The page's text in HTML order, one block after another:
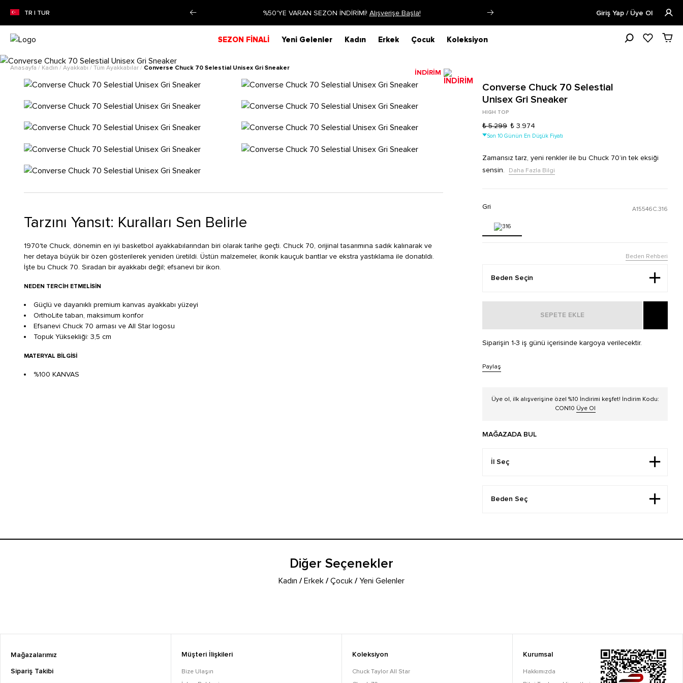
TR | TUR
farksız 4 taksit imkanı! %50'YE VARAN SEZON İNDİRİMİ! Alışverişe Başla! Siparişin 1-3 iş günü içerisinde
Giriş Yap / Üye Ol
SEZON FİNALİ Yeni Gelenler Kadın Erkek Çocuk Koleksiyon
Anasayfa / Kadın / Ayakkabı / Tüm Ayakkabılar / Converse Chuck 70 Selestial Unisex Gri Sneaker
İNDİRİM
Tarzını Yansıt: Kuralları Sen Belirle
1970'te Chuck, dönemin en iyi basketbol ayakkabılarından biri olarak tarihe geçti. Chuck 70, orijinal tasarımına sadık kalınarak ve
her detaya büyük bir özen gösterilerek yeniden üretildi. Üstün malzemeler, ikonik kauçuk bantlar ve ekstra yastıklama ile donatıldı.
İşte bu Chuck 70. Sıradan bir ayakkabı değil; efsanevi bir ikon.
NEDEN TERCIH ETMELISIN
Güçlü ve dayanıklı premium kanvas ayakkabı yüzeyi
OrthoLite taban, maksimum konfor
Efsanevi Chuck 70 arması ve All Star logosu
Topuk Yüksekliği: 3,5 cm
MATERYAL BILGISI
%100 KANVAS
Converse Chuck 70 Selestial
Unisex Gri Sneaker
HIGH TOP
₺ 5.299 ₺ 3.974
Son 10 Günün En Düşük Fiyatı
Zamansız tarz, yeni renkler ile bu Chuck 70’in tek eksiği
sensin.
Daha Fazla Bilgi
Gri A15546C.316
Beden Rehberi
SEPETE EKLE
Siparişin 1-3 iş günü içerisinde kargoya verilecektir.
Paylaş
Üye ol, ilk alışverişine özel %10 İndirimi keşfet! İndirim Kodu:
CON10 Üye Ol
MAĞAZADA BUL
Diğer Seçenekler
Kadın /Erkek /Çocuk /Yeni Gelenler
Mağazalarımız
Sipariş Takibi
Müşteri İlişkileri
Bize Ulaşın
Koleksiyon
Chuck Taylor All Star
Kurumsal
Hakkımızda